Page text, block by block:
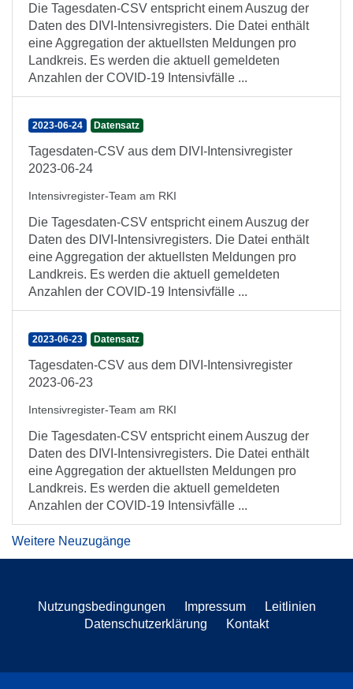
Die Tagesdaten-CSV entspricht einem Auszug der
Daten des DIVI-Intensivregisters. Die Datei enthält
eine Aggregation der aktuellsten Meldungen pro
Landkreis. Es werden die aktuell gemeldeten
Anzahlen der COVID-19 Intensivfälle ...
2023-06-24 Datensatz
Tagesdaten-CSV aus dem DIVI-Intensivregister
2023-06-24
Intensivregister-Team am RKI
Die Tagesdaten-CSV entspricht einem Auszug der
Daten des DIVI-Intensivregisters. Die Datei enthält
eine Aggregation der aktuellsten Meldungen pro
Landkreis. Es werden die aktuell gemeldeten
Anzahlen der COVID-19 Intensivfälle ...
2023-06-23 Datensatz
Tagesdaten-CSV aus dem DIVI-Intensivregister
2023-06-23
Intensivregister-Team am RKI
Die Tagesdaten-CSV entspricht einem Auszug der
Daten des DIVI-Intensivregisters. Die Datei enthält
eine Aggregation der aktuellsten Meldungen pro
Landkreis. Es werden die aktuell gemeldeten
Anzahlen der COVID-19 Intensivfälle ...
Weitere Neuzugänge
Nutzungsbedingungen Impressum
Leitlinien
Datenschutzerklärung
Kontakt